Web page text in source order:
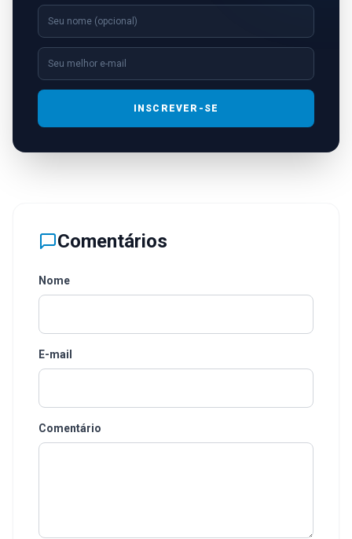
INSCREVER-SE
Comentários
Nome
E-mail
Comentário